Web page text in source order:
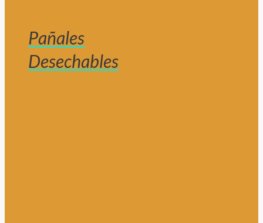
Pañales
Desechables